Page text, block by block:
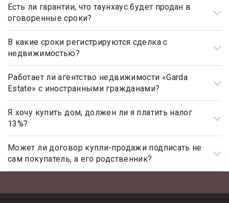
Есть ли гарантии, что таунхаус будет продан в
оговоренные сроки?
Да, агентство элитной недвижимости «Garda Estate»
гарантирует, что таунхаус будет продан в оговоренные
сроки, при условии, что Клиент принимает рекомендации,
данные ему риэлтором агентства, при определении ценовой
политики, обусловленной ситуацией на рынке
недвижимости, и не станет выставлять на продажу объекты
по завышенной цене.
В какие сроки регистрируются сделка с
недвижимостью?
Общим сроком для регистрации прав на недвижимое
имущество и сделок с ним является один месяц. Некоторые
виды регистрационных действий осуществляются в более
короткие сроки.
Работает ли агентство недвижимости «Garda
Estate» с иностранными гражданами?
Да, наше агентство недвижимости, работает с
иностранными гражданами не резидентами РФ.
Я хочу купить дом, должен ли я платить налог
13%?
Нет, не должны. Платить налог 13% будет только продавец,
налог рассчитывается на прибыль.
Может ли договор купли-продажи подписать не
сам покупатель, а его родственник?
Может, но для этого необходимо иметь действующую